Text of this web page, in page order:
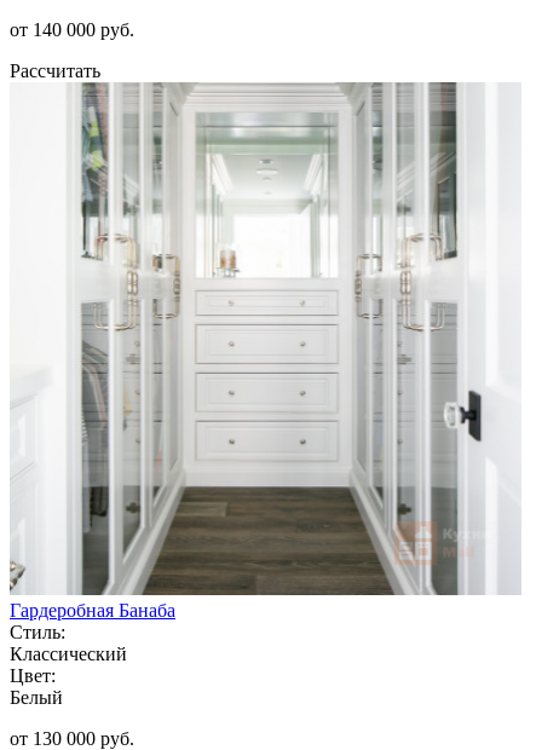
от 140 000 руб.
Рассчитать
Гардеробная Банаба
Стиль:
Классический
Цвет:
Белый
от 130 000 руб.